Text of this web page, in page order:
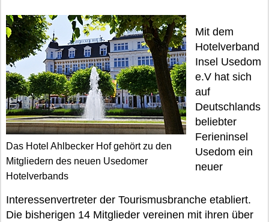
Das Hotel Ahlbecker Hof gehört zu den
Mitgliedern des neuen Usedomer
Hotelverbands
Mit dem
Hotelverband
Insel Usedom
e.V hat sich
auf
Deutschlands
beliebter
Ferieninsel
Usedom ein
neuer
Interessenvertreter der Tourismusbranche etabliert.
Die bisherigen 14 Mitglieder vereinen mit ihren über